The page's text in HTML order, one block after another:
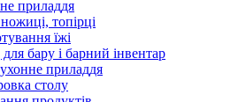
приладдя
топірці
їжі
бару і барний інвентар
приладдя
столу